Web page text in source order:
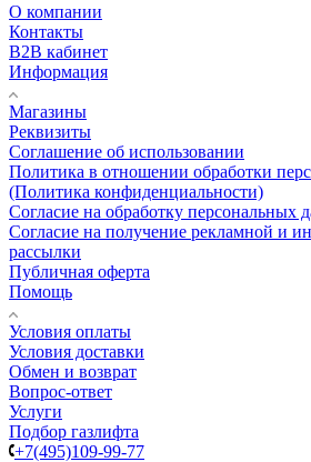
О компании
Контакты
B2B кабинет
Информация
Магазины
Реквизиты
Соглашение об использовании
Политика в отношении обработки
(Политика конфиденциальности)
Согласие на обработку персональных
Согласие на получение рекламной и
рассылки
Публичная оферта
Помощь
Условия оплаты
Условия доставки
Обмен и возврат
Вопрос-ответ
Услуги
Подбор газлифта
+7(495)109-99-77